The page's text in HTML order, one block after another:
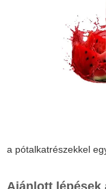
a pótalkatrészekkel
Ajánlott lépések